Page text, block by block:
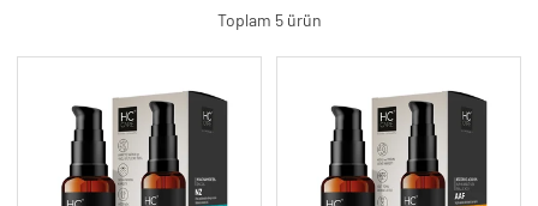
Toplam 5 ürün